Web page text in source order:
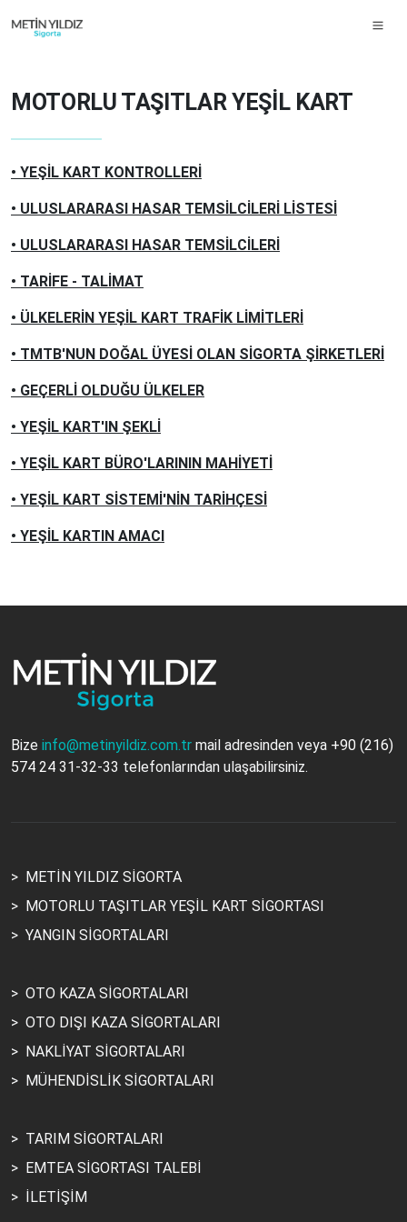
MOTORLU TAŞITLAR YEŞİL KART
• YEŞİL KART KONTROLLERİ
• ULUSLARARASI HASAR TEMSİLCİLERİ LİSTESİ
• ULUSLARARASI HASAR TEMSİLCİLERİ
• TARİFE - TALİMAT
• ÜLKELERİN YEŞİL KART TRAFİK LİMİTLERİ
• TMTB'NUN DOĞAL ÜYESİ OLAN SİGORTA ŞİRKETLERİ
• GEÇERLİ OLDUĞU ÜLKELER
• YEŞİL KART'IN ŞEKLİ
• YEŞİL KART BÜRO'LARININ MAHİYETİ
• YEŞİL KART SİSTEMİ'NİN TARİHÇESİ
• YEŞİL KARTIN AMACI
Bize info@metinyildiz.com.tr mail adresinden veya +90 (216)
574 24 31-32-33 telefonlarından ulaşabilirsiniz.
> METİN YILDIZ SİGORTA
> MOTORLU TAŞITLAR YEŞİL KART SİGORTASI
> YANGIN SİGORTALARI
> OTO KAZA SİGORTALARI
> OTO DIŞI KAZA SİGORTALARI
> NAKLİYAT SİGORTALARI
> MÜHENDİSLİK SİGORTALARI
> TARIM SİGORTALARI
> EMTEA SİGORTASI TALEBİ
> İLETİŞİM